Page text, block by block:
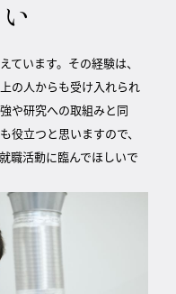
ています。その経験は、
の人からも受け入れられ
や研究への取組みと同
役立つと思いますので、
職活動に臨んでほしいで